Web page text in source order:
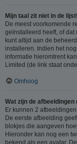
Mijn taal zit niet in de lijst!
De meest voorkomende
geïnstalleerd heeft, of dat
kunt altijd aan de
installeren. Indien het
informatie hieromtrent
Limited (de link staat
Omhoog
Wat zijn de
Er kunnen 2
De eerste afbeelding
blokjes die aangeven
Hieronder kan nog een
bekend als een avatar.